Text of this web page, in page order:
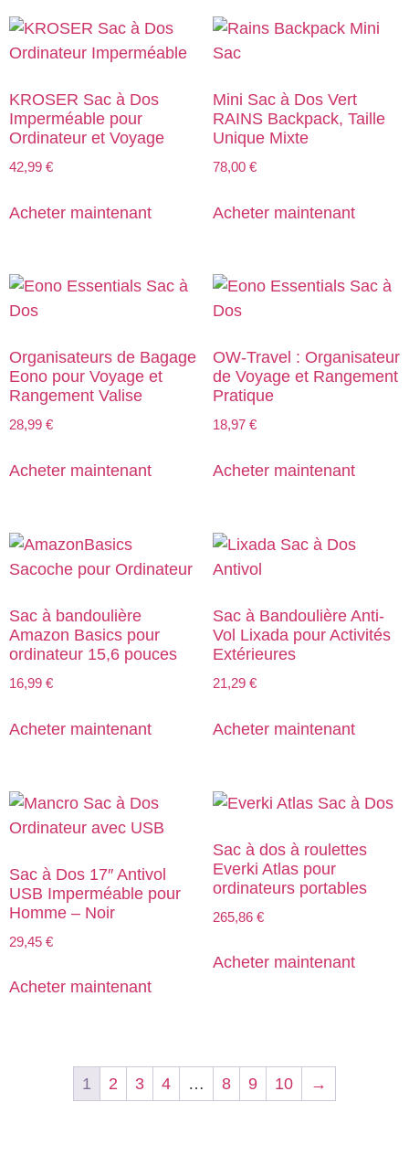
KROSER Sac à Dos
Imperméable pour
Ordinateur et Voyage
42,99 €
Acheter maintenant
Mini Sac à Dos Vert
RAINS Backpack, Taille
Unique Mixte
78,00 €
Acheter maintenant
Organisateurs de Bagage
Eono pour Voyage et
Rangement Valise
28,99 €
Acheter maintenant
OW-Travel : Organisateur
de Voyage et Rangement
Pratique
18,97 €
Acheter maintenant
Sac à bandoulière
Amazon Basics pour
ordinateur 15,6 pouces
16,99 €
Acheter maintenant
Sac à Bandoulière Anti-
Vol Lixada pour Activités
Extérieures
21,29 €
Acheter maintenant
Sac à Dos 17″ Antivol
USB Imperméable pour
Homme – Noir
29,45 €
Acheter maintenant
Sac à dos à roulettes
Everki Atlas pour
ordinateurs portables
265,86 €
Acheter maintenant
1 2 3 4 … 8 9 10 →